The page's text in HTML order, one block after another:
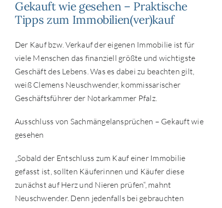
Gekauft wie gesehen – Praktische
Tipps zum Immobilien(ver)kauf
Der Kauf bzw. Verkauf der eigenen Immobilie ist für
viele Menschen das finanziell größte und wichtigste
Geschäft des Lebens. Was es dabei zu beachten gilt,
weiß Clemens Neuschwender, kommissarischer
Geschäftsführer der Notarkammer Pfalz.
Ausschluss von Sachmängelansprüchen – Gekauft wie
gesehen
„Sobald der Entschluss zum Kauf einer Immobilie
gefasst ist, sollten Käuferinnen und Käufer diese
zunächst auf Herz und Nieren prüfen“, mahnt
Neuschwender. Denn jedenfalls bei gebrauchten